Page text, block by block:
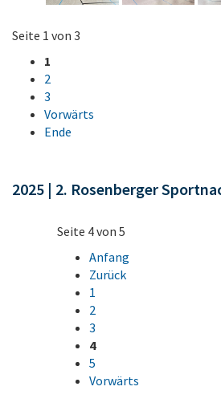
Seite 1 von 3
1
2
3
Vorwärts
Ende
2025 | 2. Rosenberger
Seite 4 von 5
Anfang
Zurück
1
2
3
4
5
Vorwärts